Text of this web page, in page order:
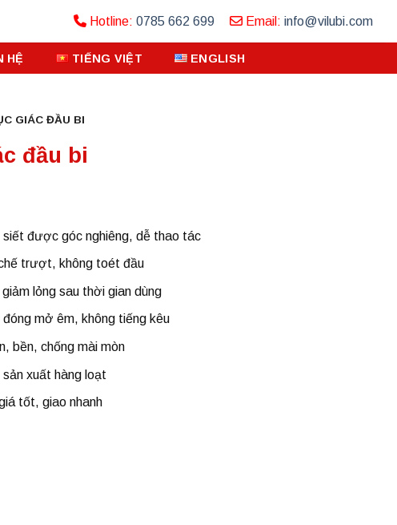
Hotline: 0785 662 699 Email: info@vilubi.com
HỆ TIẾNG VIỆT ENGLISH
GIÁC ĐẦU BI
đầu bi
siết được góc nghiêng, dễ thao tác
trượt, không toét đầu
lỏng sau thời gian dùng
mở êm, không tiếng kêu
bền, chống mài mòn
xuất hàng loạt
tốt, giao nhanh